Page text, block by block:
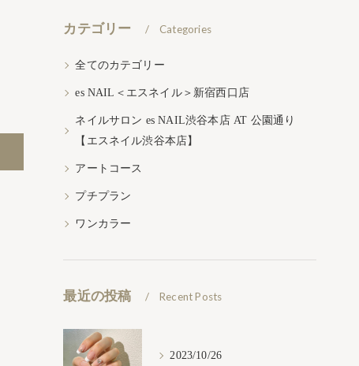
カテゴリー Categories
全てのカテゴリー
es NAIL＜エスネイル＞新宿西口店
ネイルサロン es NAIL渋谷本店 AT 公園通り
【エスネイル渋谷本店】
アートコース
プチプラン
ワンカラー
最近の投稿 Recent Posts
2023/10/26